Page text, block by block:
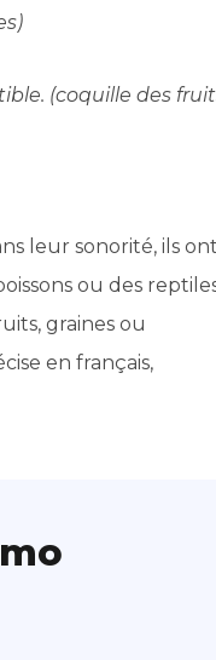
(coquille des
leur sonorité, ils ont
ou des
graines ou
en français,